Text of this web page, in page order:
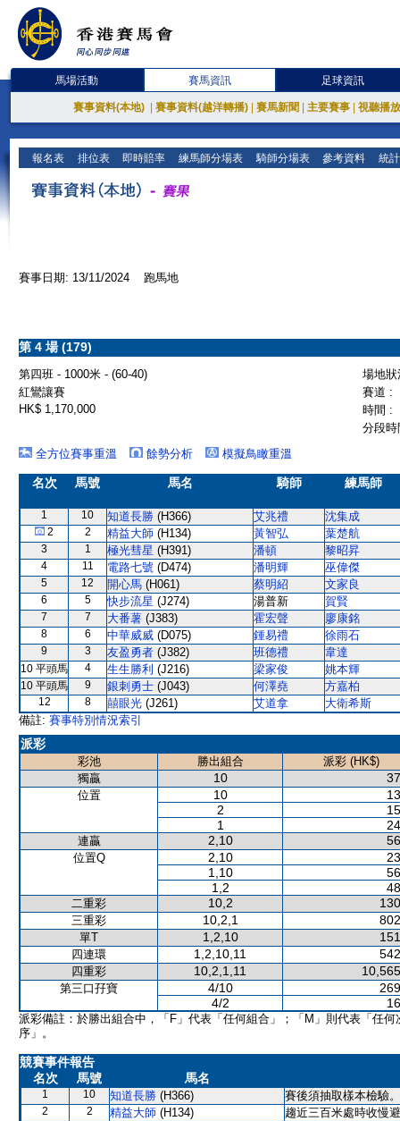
馬場活動 賽馬資訊 足球資訊
賽事資料(本地) 賽事資料(越洋轉播) 賽馬新聞 主要賽事 視聽播
報名表 排位表 即時賠率 練馬師分場表 騎師分場表 參考資料 統
賽事日期: 13/11/2024 跑馬地
第 4 場 (179)
第四班 - 1000米 - (60-40)
場地
紅鸞讓賽
賽道 :
HK$ 1,170,000
時間 :
分段
全方位賽事重溫
餘勢分析 模擬鳥瞰重溫
名次 馬號 馬名 騎師 練馬師
1 10 知道長勝 (H366) 艾兆禮 沈集成
2 2 精益大師 (H134) 黃智弘 葉楚航
3 1 極光彗星 (H391) 潘頓 黎昭昇
4 11 電路七號 (D474) 潘明輝 巫偉傑
5 12 開心馬 (H061) 蔡明紹 文家良
6 5 快步流星 (J274) 湯普新 賀賢
7 7 大番薯 (J383) 霍宏聲 廖康銘
8 6 中華威威 (D075) 鍾易禮 徐雨石
9 3 友盈勇者 (J382) 班德禮 韋達
10 平頭馬 4 生生勝利 (J216) 梁家俊 姚本輝
10 平頭馬 9 銀刺勇士 (J043) 何澤堯 方嘉柏
12 8 囍眼光 (J261) 艾道拿
大衛希斯
備註: 賽事特別情況索引
派彩
彩池 勝出組合
派彩 (HK$)
獨贏
10
位置 10
2
1
連贏 2,10
位置Q 2,10
1,10
1,2
二重彩 10,2
三重彩 10,2,1
單T 1,2,10
四連環 1,2,10,11
四重彩 10,2,1,11
第三口孖寶 4/10
4/2
派彩備註：於勝出組合中，「F」代表「任何組合」；「M」則代表「任何
序」。
競賽事件報告
名次
馬號 馬名
1 10 知道長勝 (H366) 賽後須抽取樣本檢驗。
2 2 精益大師 (H134) 趨近三百米處時收慢